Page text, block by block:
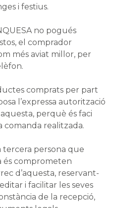
i festius.
no pogués
el comprador
més aviat millor, per
comprats per part
l’expressa autorització
perquè és faci
comanda realitzada.
persona que
és comprometen
d’aquesta, reservant-
i facilitar les seves
de la recepció,